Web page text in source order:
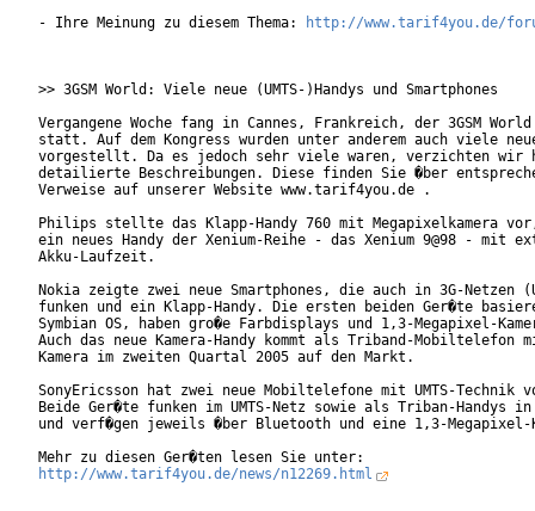
- Ihre Meinung zu diesem Thema:
http://www.tarif4you.de/
>> 3GSM World: Viele neue (UMTS-)Handys und Smartphones
Vergangene Woche fang in Cannes, Frankreich, der 3GSM World
statt. Auf dem Kongress wurden unter anderem auch viele
vorgestellt. Da es jedoch sehr viele waren, verzichten wir
detailierte Beschreibungen. Diese finden Sie �ber
Verweise auf unserer Website www.tarif4you.de .
Philips stellte das Klapp-Handy 760 mit Megapixelkamera
ein neues Handy der Xenium-Reihe - das Xenium 9@98 - mit
Akku-Laufzeit.
Nokia zeigte zwei neue Smartphones, die auch in 3G-Netzen
funken und ein Klapp-Handy. Die ersten beiden Ger�te
Symbian OS, haben gro�e Farbdisplays und 1,3-Megapixel-
Auch das neue Kamera-Handy kommt als Triband-Mobiltelefon
Kamera im zweiten Quartal 2005 auf den Markt.
SonyEricsson hat zwei neue Mobiltelefone mit UMTS-
Beide Ger�te funken im UMTS-Netz sowie als Triban-Handys in
und verf�gen jeweils �ber Bluetooth und eine 1,3-Megapixel-
http://www.tarif4you.de/news/n12269.html